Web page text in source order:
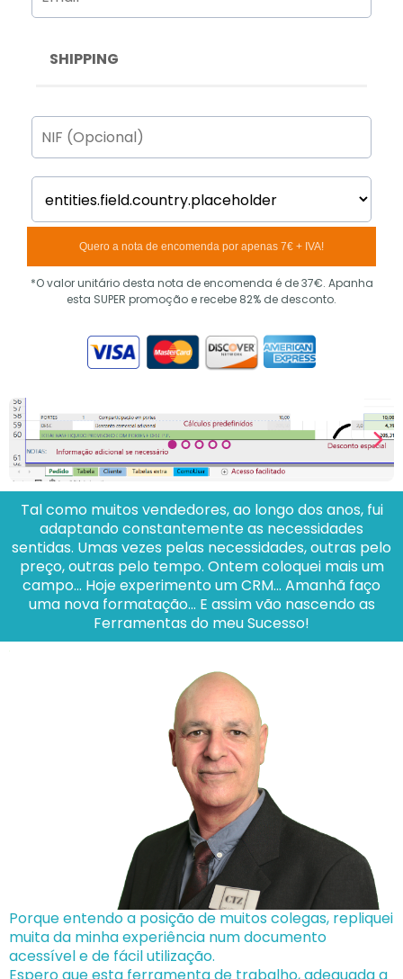
SHIPPING
Quero a nota de encomenda por apenas 7€ + IVA!
*O valor unitário desta nota de encomenda é de 37€. Apanha
esta SUPER promoção e recebe 82% de desconto.
Tal como muitos vendedores, ao longo dos anos, fui
adaptando constantemente as necessidades
sentidas. Umas vezes pelas necessidades, outras pelo
preço, outras pelo tempo. Ontem coloquei mais um
campo... Hoje experimento um CRM... Amanhã faço
uma nova formatação... E assim vão nascendo as
Ferramentas do meu Sucesso!
Porque entendo a posição de muitos colegas, repliquei
muita da minha experiência num documento
acessível e de fácil utilização.